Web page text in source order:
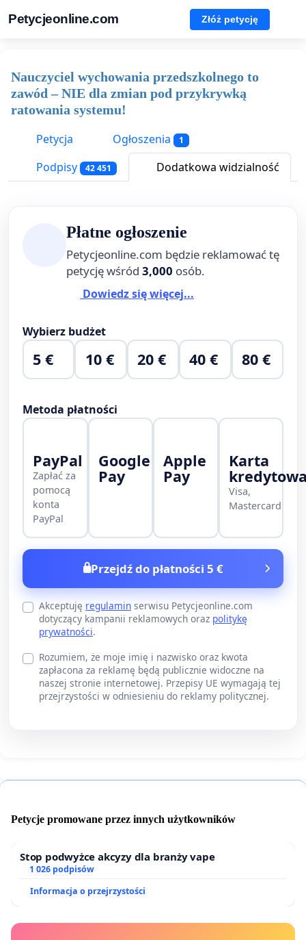
Petycjeonline.com Złóż petycję
Nauczyciel wychowania przedszkolnego to
zawód – NIE dla zmian pod przykrywką
ratowania systemu!
Petycja
Ogłoszenia 1
Podpisy 42 451 Dodatkowa widzialność
Płatne ogłoszenie
Petycjeonline.com będzie reklamować tę
petycję wśród 3,000 osób.
Dowiedz się więcej...
Wybierz budżet
5 € 10 € 20 € 40 € 80 €
Metoda płatności
PayPal
Zapłać za
pomocą
konta
PayPal
Google
Pay
Apple
Pay
Karta
Visa,
Mastercard
Przejdź do płatności 5 €
Akceptuję regulamin serwisu Petycjeonline.com
dotyczący kampanii reklamowych oraz politykę
prywatności.
Rozumiem, że moje imię i nazwisko oraz kwota
zapłacona za reklamę będą publicznie widoczne na
naszej stronie internetowej. Przepisy UE wymagają tej
przejrzystości w odniesieniu do reklamy politycznej.
Petycje promowane przez innych użytkowników
Stop podwyżce akcyzy dla branży vape
1 026 podpisów
Informacja o przejrzystości